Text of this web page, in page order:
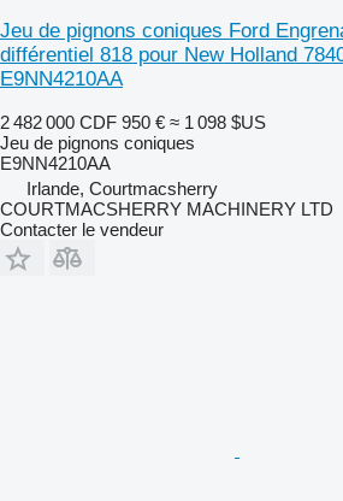
Jeu de pignons coniques Ford
différentiel 818 pour New Holland
E9NN4210AA
2 482 000 CDF 950 € ≈ 1 098 $US
Jeu de pignons coniques
E9NN4210AA
Irlande, Courtmacsherry
COURTMACSHERRY MACHINERY LTD
Contacter le vendeur